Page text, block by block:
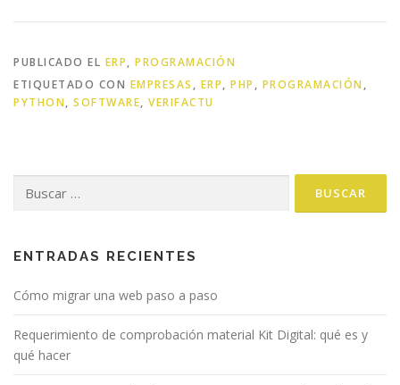
PUBLICADO EL ERP, PROGRAMACIÓN
ETIQUETADO CON EMPRESAS , ERP, PHP , PROGRAMACIÓN ,
PYTHON, SOFTWARE, VERIFACTU
ENTRADAS RECIENTES
Cómo migrar una web paso a paso
Requerimiento de comprobación material Kit Digital: qué es y
qué hacer